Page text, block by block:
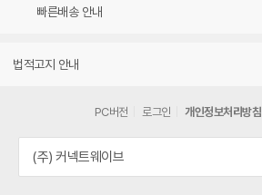
빠른배송 안내
법적고지 안내
PC버전 로그인 개인정보처리방침
(주) 커넥트웨이브